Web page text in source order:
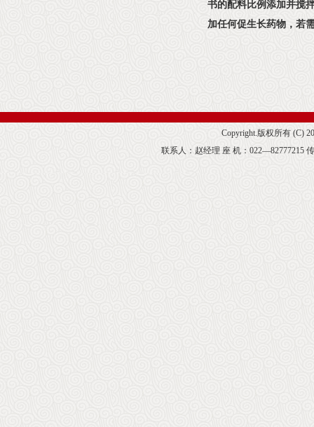
书的配料比例添加并搅
加任何促生长药物，若
Copyright.版权所有 (C)
联系人：赵经理 座 机：022—82777215